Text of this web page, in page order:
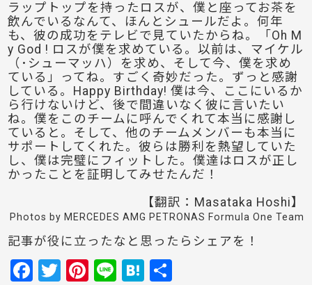
ラップトップを持ったロスが、僕と座ってお茶を
飲んでいるなんて、ほんとシュールだよ。何年
も、彼の成功をテレビで見ていたからね。「Oh M
y God ! ロスが僕を求めている。以前は、マイケル
（･シューマッハ）を求め、そして今、僕を求め
ている」ってね。すごく奇妙だった。ずっと感謝
している。Happy Birthday! 僕は今、ここにいるか
ら行けないけど、後で間違いなく彼に言いたい
ね。僕をこのチームに呼んでくれて本当に感謝し
ていると。そして、他のチームメンバーも本当に
サポートしてくれた。彼らは勝利を熱望していた
し、僕は完璧にフィットした。僕達はロスが正し
かったことを証明してみせたんだ！
【翻訳：Masataka Hoshi】
Photos by MERCEDES AMG PETRONAS Formula One Team
記事が役に立ったなと思ったらシェアを！
F
T
Pi Li H